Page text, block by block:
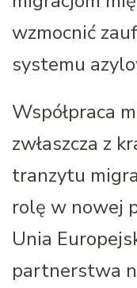
wzmocnić
systemu
Współpraca
zwłaszcza z
tranzytu
rolę w nowej
Unia
partnerstwa